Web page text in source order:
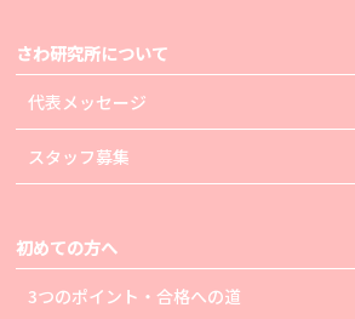
さわ研究所について
代表メッセージ
スタッフ募集
初めての方へ
3つのポイント・合格への道